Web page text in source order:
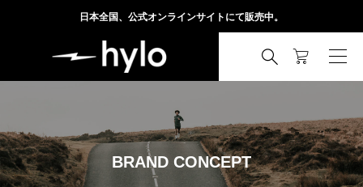
日本全国、公式オンラインサイトにて販売中。

BRAND CONCEPT